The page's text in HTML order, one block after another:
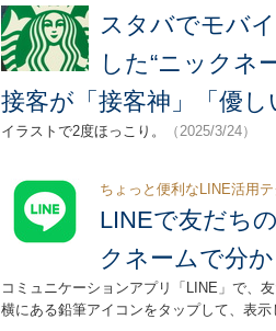
スタバでモバ
した“ニックネ
接客が「接客神」「優
イラストで2度ほっこり。 （2025/3/24）
ちょっと便利なLINE活用テ
LINEで友だち
クネームで分
コミュニケーションアプリ「LINE」で、
横にある鉛筆アイコンをタップして、表示